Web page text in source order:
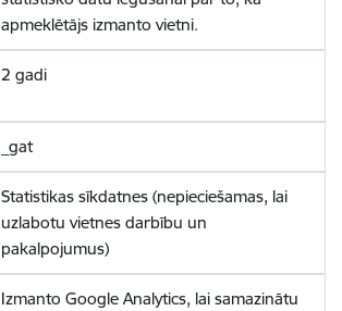
apmeklētājs izmanto vietni.
2 gadi
_gat
Statistikas sīkdatnes (nepieciešamas, lai
uzlabotu vietnes darbību un
pakalpojumus)
Izmanto Google Analytics, lai samazinātu